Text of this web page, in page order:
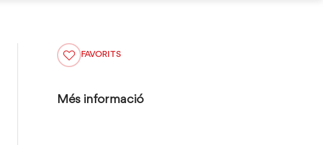
FAVORITS
Més informació